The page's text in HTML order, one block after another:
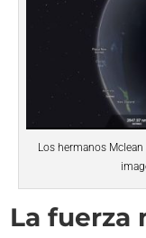
Los hermanos
La fuerza